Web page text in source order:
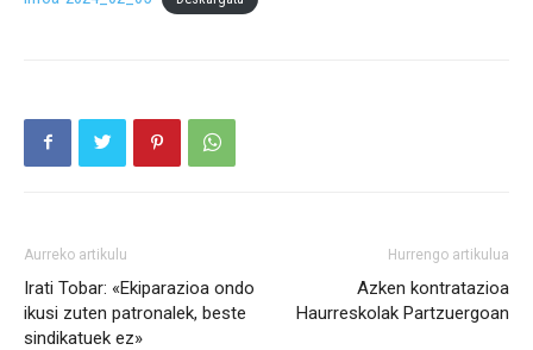
Aurreko artikulu
Irati Tobar: «Ekiparazioa ondo
ikusi zuten patronalek, beste
sindikatuek ez»
Hurrengo artikulua
Azken kontratazioa
Haurreskolak Partzuergoan